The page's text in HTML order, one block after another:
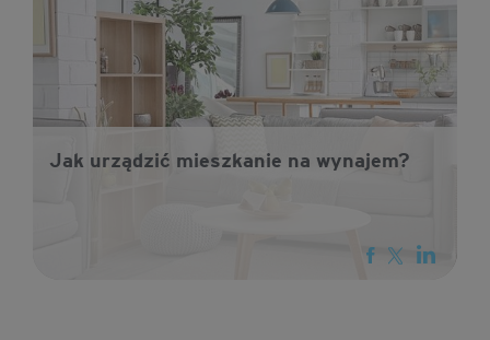
Jak urządzić mieszkanie na wynajem?